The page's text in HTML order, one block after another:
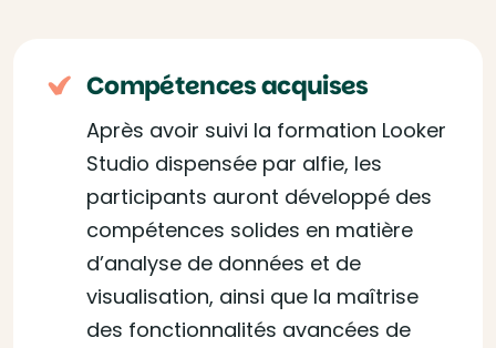
Compétences acquises
Après avoir suivi la formation Looker
Studio dispensée par alfie, les
participants auront développé des
compétences solides en matière
d’analyse de données et de
visualisation, ainsi que la maîtrise
des fonctionnalités avancées de